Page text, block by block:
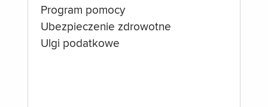
Program pomocy
Ubezpieczenie zdrowotne
Ulgi podatkowe